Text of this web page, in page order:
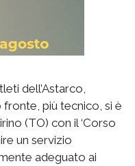
dell’Astarco,
più tecnico, si è
(TO) con il ‘Corso
un servizio
adeguato ai